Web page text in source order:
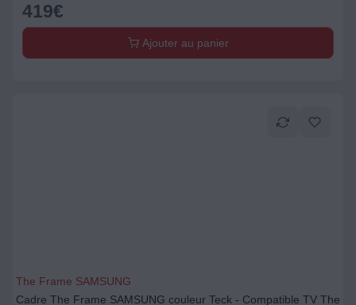
419€
Ajouter au panier
The Frame SAMSUNG
Cadre The Frame SAMSUNG couleur Teck - Compatible TV The